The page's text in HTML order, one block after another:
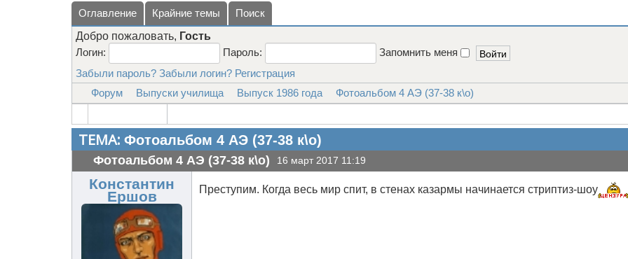
Оглавление Крайние темы
Поиск
Добро пожаловать, Гость
Логин:
Пароль:
Запомнить меня
Забыли пароль? Забыли логин? Регистрация
Форум
Выпуски училища Выпуск 1986 года Фотоальбом 4 АЭ (37-38 к\о)
ТЕМА: Фотоальбом 4 АЭ (37-38 к\о)
Фотоальбом 4 АЭ (37-38 к\о) 16 март 2017 11:19
Константин
Ершов Преступим. Когда весь мир спит, в стенах казармы начинается стриптиз-шоу